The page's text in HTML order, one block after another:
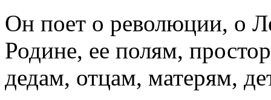
Он поет о революции, о
Родине, ее полям,
дедам, отцам, матерям,